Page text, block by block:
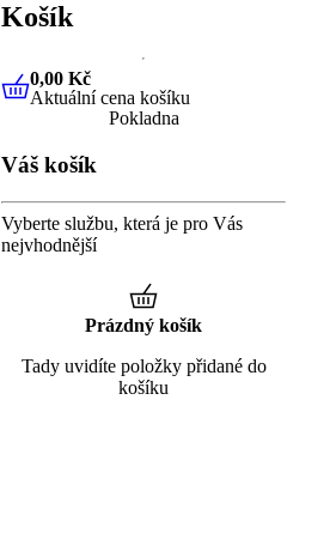
Košík
0,00 KčAktuální cena košíku
0,00 Kč
Aktuální cena košíku
Pokladna
Váš košík
Vyberte službu, která je pro Vás
nejvhodnější
Prázdný košík
Tady uvidíte položky přidané do
košíku